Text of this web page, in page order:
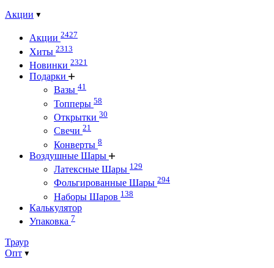
Акции
Акции 2427
Хиты 2313
Новинки 2321
Подарки
Вазы 41
Топперы 58
Открытки 30
Свечи 21
Конверты 8
Воздушные Шары
Латексные Шары 129
Фольгированные Шары 294
Наборы Шаров 138
Калькулятор
Упаковка 7
Траур
Опт